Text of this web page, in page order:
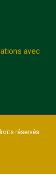
avec
réservés.